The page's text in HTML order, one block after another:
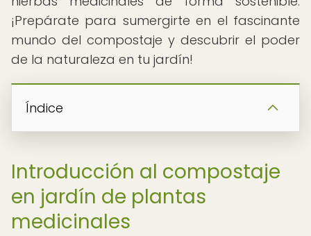
¡Prepárate para sumergirte en el fascinante
mundo del compostaje y descubrir el poder
de la naturaleza en tu jardín!
Índice
Introducción al compostaje
en jardín de plantas
medicinales